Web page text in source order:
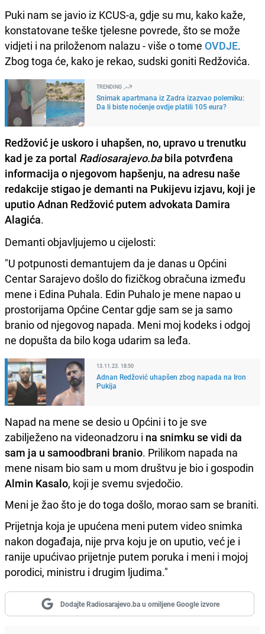
Puki nam se javio iz KCUS-a, gdje su mu, kako kaže,
konstatovane teške tjelesne povrede, što se može
vidjeti i na priloženom nalazu - više o tome OVDJE.
Zbog toga će, kako je rekao, sudski goniti Redžovića.
TRENDING
Snimak apartmana iz Zadra izazvao polemiku:
Da li biste noćenje ovdje platili 105 eura?
Redžović je uskoro i uhapšen, no, upravo u trenutku
kad je za portal Radiosarajevo.babila potvrđena
informacija o njegovom hapšenju, na adresu naše
redakcije stigao je demanti na Pukijevu izjavu, koji je
uputio Adnan Redžović putem advokata Damira
Alagića.
Demanti objavljujemo u cijelosti:
"U potpunosti demantujem da je danas u Općini
Centar Sarajevo došlo do fizičkog obračuna između
mene i Edina Puhala. Edin Puhalo je mene napao u
prostorijama Općine Centar gdje sam se ja samo
branio od njegovog napada. Meni moj kodeks i odgoj
ne dopušta da bilo koga udarim sa leđa.
13.11.23. 18:50
Adnan Redžović uhapšen zbog napada na Iron
Pukija
Napad na mene se desio u Općini i to je sve
zabilježeno na videonadzoru i na snimku se vidi da
sam ja u samoodbrani branio. Prilikom napada na
mene nisam bio sam u mom društvu je bio i gospodin
Almin Kasalo, koji je svemu svjedočio.
Meni je žao što je do toga došlo, morao sam se braniti.
Prijetnja koja je upućena meni putem video snimka
nakon događaja, nije prva koju je on uputio, već je i
ranije upućivao prijetnje putem poruka i meni i mojoj
porodici, ministru i drugim ljudima."
Dodajte Radiosarajevo.ba u omiljene Google izvore